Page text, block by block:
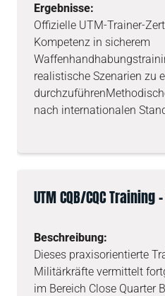
Ergebnisse:
Offizielle UTM-Trainer-
Kompetenz in sicherem
realistische Szenarien zu
nach internationalen
UTM CQB/CQC Training
Beschreibung:
Dieses praxisorientierte
Militärkräfte vermittelt
im Bereich Close Quarter